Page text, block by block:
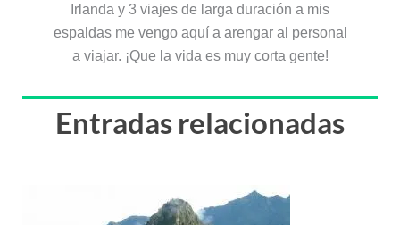
Irlanda y 3 viajes de larga duración a mis
espaldas me vengo aquí a arengar al personal
a viajar. ¡Que la vida es muy corta gente!
Entradas relacionadas